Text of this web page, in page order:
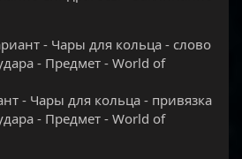
- Чары для кольца - слово
- Предмет - World of
- Чары для кольца - привязка
- Предмет - World of